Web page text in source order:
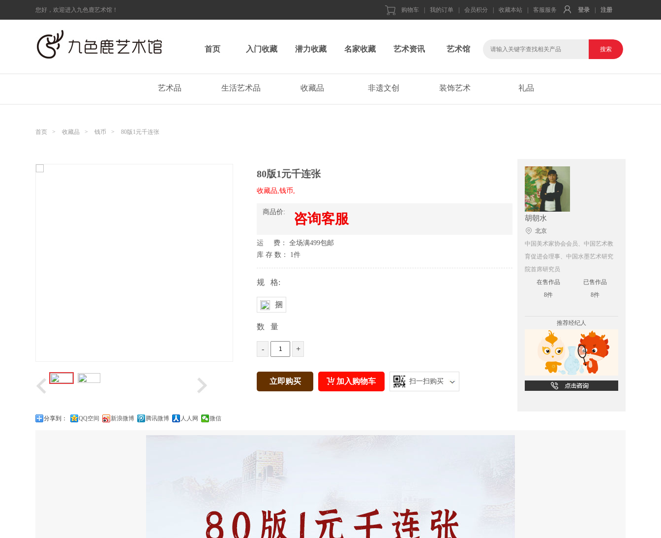
您好，欢迎进入九色鹿艺术馆！ 购物车 我的订单 会员积分 收藏本站 客服服务 登录 注册
首页 入门收藏 潜力收藏 名家收藏 艺术资讯 艺术馆
艺术品 生活艺术品 收藏品 非遗文创 装饰艺术 礼品
首页 > 收藏品 > 钱币 > 80版1元千连张
80版1元千连张
收藏品,钱币,
商品价: 咨询客服
运 费： 全场满499包邮
库 存 数： 1件
规 格:
捆
数 量
- +
立即购买 加入购物车 扫一扫购买
胡朝水
北京
中国美术家协会会员、中国艺术教
育促进会理事、中国水墨艺术研究
院首席研究员
在售作品
8件
已售作品
8件
推荐经纪人
分享到： QQ空间 新浪微博 腾讯微博 人人网 微信